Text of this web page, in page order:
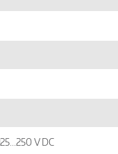
V DC